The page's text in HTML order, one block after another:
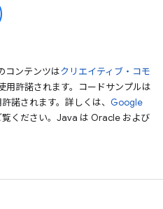
コンテンツはクリエイティブ・コモ
用許諾されます。コードサンプルは
諾されます。詳しくは、 Google
覧ください。Java は Oracle および